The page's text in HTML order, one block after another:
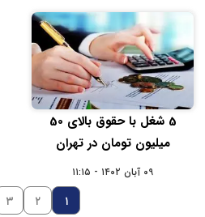
5 شغل با حقوق بالای 50
میلیون تومان در تهران
۰۹ آبان ۱۴۰۲ - ۱۱:۱۵
۱ ۲ ۳